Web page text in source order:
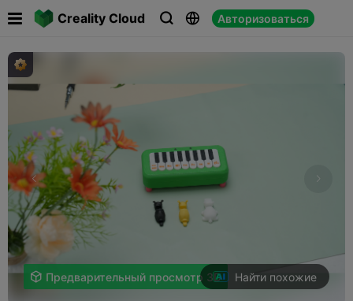
Creality Cloud   Авторизоваться
 
 Предварительный просмотр 3D Найти похожие